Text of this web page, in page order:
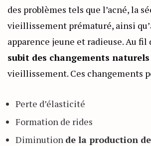
des problèmes tels que l’acné, la
vieillissement prématuré, ainsi
apparence jeune et radieuse. Au fil
subit des changements naturels
vieillissement. Ces changements
Perte d’élasticité
Formation de rides
Diminution de la production